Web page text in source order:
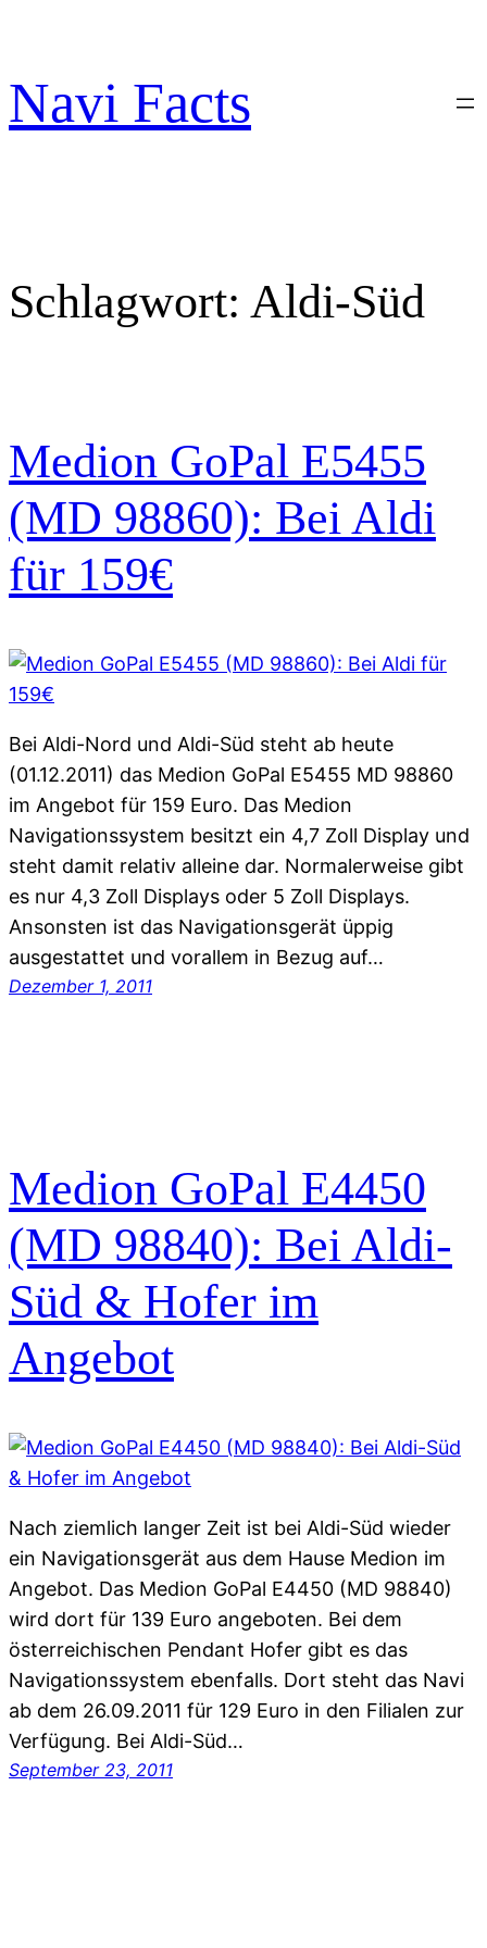
springen
Navi Facts
Schlagwort: Aldi-Süd
Medion GoPal E5455
(MD 98860): Bei Aldi
für 159€
Bei Aldi-Nord und Aldi-Süd steht ab heute
(01.12.2011) das Medion GoPal E5455 MD 98860
im Angebot für 159 Euro. Das Medion
Navigationssystem besitzt ein 4,7 Zoll Display und
steht damit relativ alleine dar. Normalerweise gibt
es nur 4,3 Zoll Displays oder 5 Zoll Displays.
Ansonsten ist das Navigationsgerät üppig
ausgestattet und vorallem in Bezug auf…
Dezember 1, 2011
Medion GoPal E4450
(MD 98840): Bei Aldi-
Süd & Hofer im
Angebot
Nach ziemlich langer Zeit ist bei Aldi-Süd wieder
ein Navigationsgerät aus dem Hause Medion im
Angebot. Das Medion GoPal E4450 (MD 98840)
wird dort für 139 Euro angeboten. Bei dem
österreichischen Pendant Hofer gibt es das
Navigationssystem ebenfalls. Dort steht das Navi
ab dem 26.09.2011 für 129 Euro in den Filialen zur
Verfügung. Bei Aldi-Süd…
September 23, 2011